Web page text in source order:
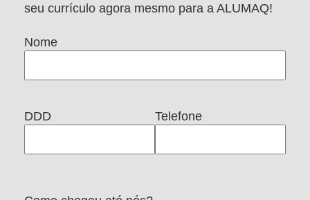
seu currículo agora mesmo para a ALUMAQ!
Nome
DDD Telefone